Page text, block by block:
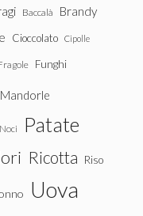
Baccalà Brandy
Cioccolato Cipolle
Funghi
Mandorle
Noci Patate
Ricotta Riso
Uova